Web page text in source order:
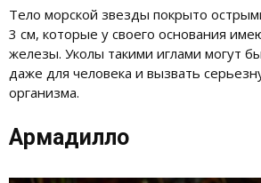
Тело морской звезды покрыто
3 см, которые у своего основания
железы. Уколы такими иглами могут
даже для человека и вызвать
организма.
Армадилло